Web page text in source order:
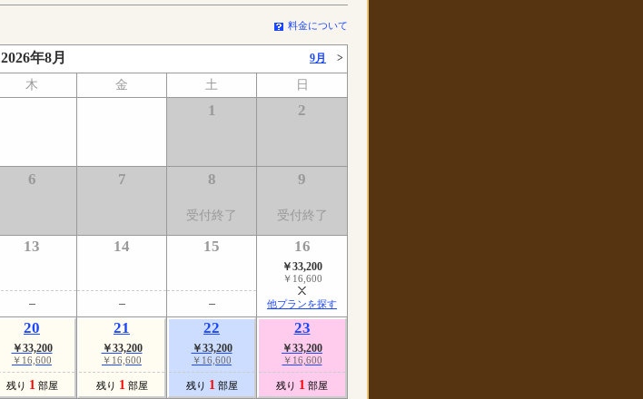
料金について
2026年8月 9月 >
木 金 土 日
1 2
6 7 8
受付終了
9
受付終了
13 14 15 16
￥33,200
￥16,600
他プランを探す
20
￥33,200
￥16,600
残り 1 部屋
21
￥33,200
￥16,600
残り 1 部屋
22
￥33,200
￥16,600
残り 1 部屋
23
￥33,200
￥16,600
残り 1 部屋